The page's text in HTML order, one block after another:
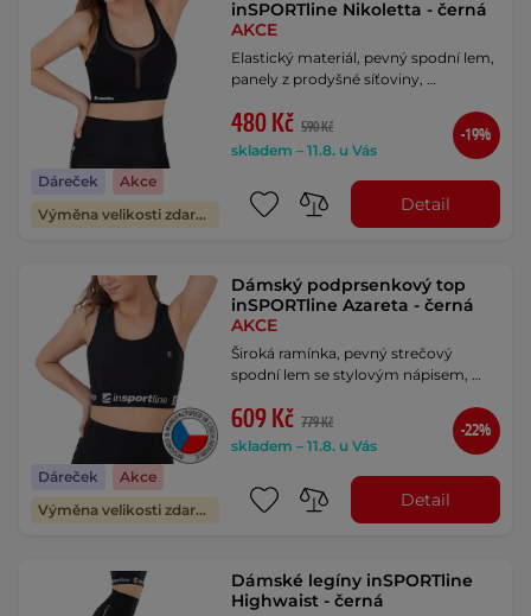
Dáreček
Akce
Výměna velikosti zdarma
inSPORTline Nikoletta - černá
AKCE
Elastický materiál, pevný spodní lem,
panely z prodyšné síťoviny, …
480 Kč 590 Kč
skladem – 11.8. u Vás
-19%
Detail
Dáreček
Akce
Výměna velikosti zdarma
Dámský podprsenkový top
inSPORTline Azareta - černá
AKCE
Široká ramínka, pevný strečový
spodní lem se stylovým nápisem, …
609 Kč 779 Kč
skladem – 11.8. u Vás
-22%
Detail
Dámské legíny inSPORTline
Highwaist - černá